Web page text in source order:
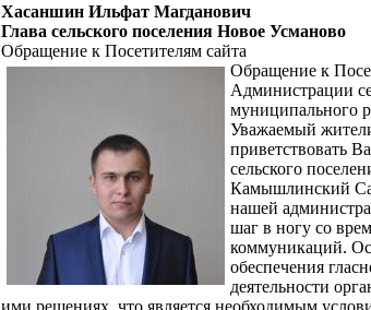
Хасаншин Ильфат Магданович
Глава сельского поселения Новое Усманово
Обращение к Посетителям сайта
Обращение к
Администрации
муниципального
Уважаемый
приветствовать
сельского
Камышлинский
нашей
шаг в ногу со
коммуникаций.
обеспечения
деятельности
ими решениях, что является необходимым